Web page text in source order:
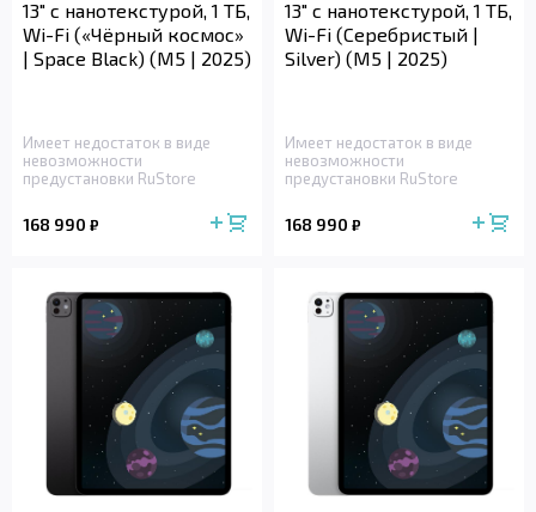
13" с нанотекстурой, 1 ТБ,
Wi-Fi («Чёрный космос»
| Space Black) (M5 | 2025)
Имеет недостаток в виде
невозможности
предустановки RuStore
168 990 ₽
13" с нанотекстурой, 1 ТБ,
Wi-Fi (Серебристый |
Silver) (M5 | 2025)
Имеет недостаток в виде
невозможности
предустановки RuStore
168 990 ₽